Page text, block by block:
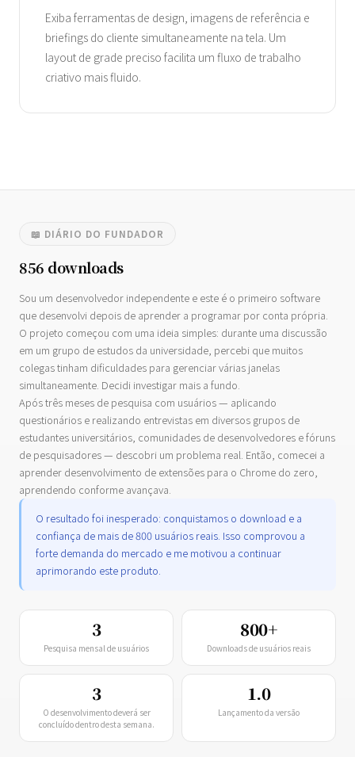
Exiba ferramentas de design, imagens de referência e
briefings do cliente simultaneamente na tela. Um
layout de grade preciso facilita um fluxo de trabalho
criativo mais fluido.
📖 DIÁRIO DO FUNDADOR
856 downloads
Sou um desenvolvedor independente e este é o primeiro software
que desenvolvi depois de aprender a programar por conta própria.
O projeto começou com uma ideia simples: durante uma discussão
em um grupo de estudos da universidade, percebi que muitos
colegas tinham dificuldades para gerenciar várias janelas
simultaneamente. Decidi investigar mais a fundo.
Após três meses de pesquisa com usuários — aplicando
questionários e realizando entrevistas em diversos grupos de
estudantes universitários, comunidades de desenvolvedores e fóruns
de pesquisadores — descobri um problema real. Então, comecei a
aprender desenvolvimento de extensões para o Chrome do zero,
aprendendo conforme avançava.
O resultado foi inesperado: conquistamos o download e a
confiança de mais de 800 usuários reais. Isso comprovou a
forte demanda do mercado e me motivou a continuar
aprimorando este produto.
3
Pesquisa mensal de usuários
800+
Downloads de usuários reais
3
O desenvolvimento deverá ser
concluído dentro desta semana.
1.0
Lançamento da versão